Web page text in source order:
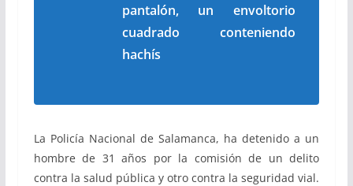
pantalón, un envoltorio
cuadrado conteniendo
hachís
La Policía Nacional de Salamanca, ha detenido a un
hombre de 31 años por la comisión de un delito
contra la salud pública y otro contra la seguridad vial.